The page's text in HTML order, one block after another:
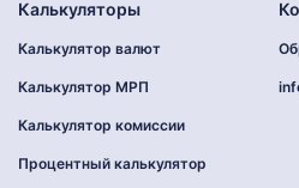
Калькуляторы
Калькулятор валют
Калькулятор МРП
Калькулятор комиссии
Процентный калькулятор